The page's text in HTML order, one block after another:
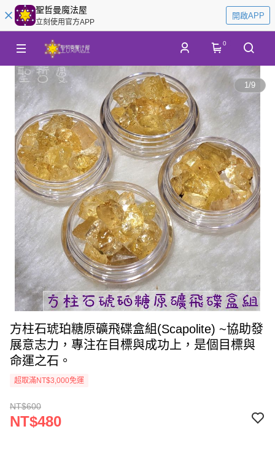
聖哲曼魔法屋
立刻使用官方APP
開啟APP
0
1/9
方柱石琥珀糖原礦飛碟盒組(Scapolite) ~協助發
展意志力，專注在目標與成功上，是個目標與
命運之石。
超取滿NT$3,000免運
NT$600
NT$480